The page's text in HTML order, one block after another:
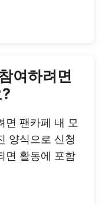
여하려면
면 팬카페 내 모
양식으로 신청
면 활동에 포함